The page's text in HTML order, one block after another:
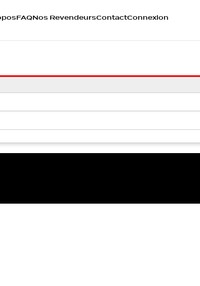
FAQNos RevendeursContactConnexion